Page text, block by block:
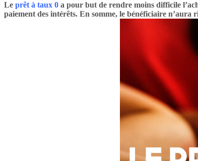
Le prêt à taux 0 a pour but de rendre moins difficile
paiement des intérêts. En somme, le bénéficiaire